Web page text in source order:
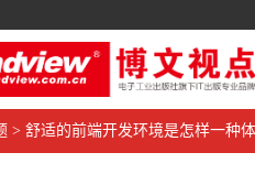
> 舒适的前端开发环境是怎样一种体